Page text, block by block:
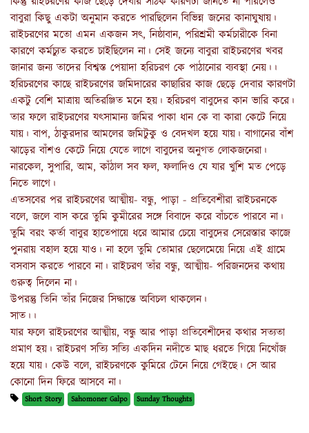
বাবুরা কিছু একটা অনুমান করতে পারছিলেন বিভিন্ন জনের কানাঘুষায়।
রাইচরণের মতো এমন একজন সৎ, নিষ্ঠাবান, পরিশ্রমী কর্মচারীকে বিনা
কারণে কর্মচ্যুত করতে চাইছিলেন না। সেই জন্যে বাবুরা রাইচরণের খবর
জানার জন্য তাদের বিশ্বস্ত পেয়াদা হরিচরণ কে পাঠানোর ব্যবস্থা নেয়।।
হরিচরণের কাছে রাইচরণের জমিদারের কাছারির কাজ ছেড়ে দেবার কারণটা
একটু বেশি মাত্রায় অতিরঞ্জিত মনে হয়। হরিচরণ বাবুদের কান ভারি করে।
তার ফলে রাইচরণের যৎসামান্য জমির পাকা ধান কে বা কারা কেটে নিয়ে
যায়। বাপ, ঠাকুরদার আমলের জমিটুকু ও বেদখল হয়ে যায়। বাগানের বাঁশ
ঝাড়ের বাঁশও কেটে নিয়ে যেতে লাগে বাবুদের অনুগত লোকজনেরা।
নারকেল, সুপারি, আম, কাঁঠাল সব ফল, ফলাদিও যে যার খুশি মত পেড়ে
নিতে লাগে।
এতসবের পর রাইচরণের আত্মীয়- বন্ধু, পাড়া - প্রতিবেশীরা রাইচরনকে
বলে, জলে বাস করে তুমি কুমীরের সঙ্গে বিবাদে করে বাঁচতে পারবে না।
তুমি বরং কর্তা বাবুর হাতেপায়ে ধরে আমার চেয়ে বাবুদের সেরেস্তার কাজে
পুনরায় বহাল হয়ে যাও। না হলে তুমি তোমার ছেলেমেয়ে নিয়ে এই গ্রামে
বসবাস করতে পারবে না। রাইচরণ তাঁর বন্ধু, আত্মীয়- পরিজনদের কথায়
গুরুত্ব দিলেন না।
উপরন্তু তিনি তাঁর নিজের সিদ্ধান্তে অবিচল থাকলেন।
সাত।।
যার ফলে রাইচরণের আত্মীয়, বন্ধু আর পাড়া প্রতিবেশীদের কথার সত্যতা
প্রমাণ হয়। রাইচরণ সত্যি সত্যি একদিন নদীতে মাছ ধরতে গিয়ে নিখোঁজ
হয়ে যায়। কেউ বলে, রাইচরণকে কুমিরে টেনে নিয়ে গেইছে। সে আর
কোনো দিন ফিরে আসবে না।
Short Story Sahomoner Galpo Sunday Thoughts